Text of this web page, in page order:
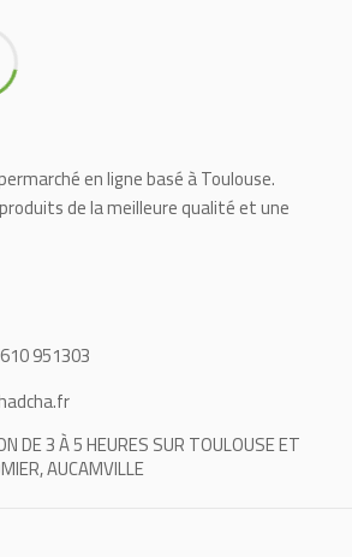
en ligne basé à Toulouse.
de la meilleure qualité et une
951303
DE 3 À 5 HEURES SUR TOULOUSE ET
AUCAMVILLE